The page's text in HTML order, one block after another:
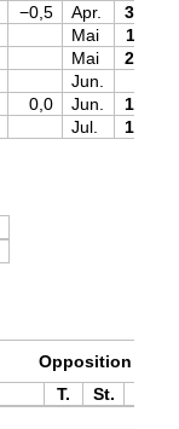
−0,5 Apr. 30
Mai 11
Mai 22
Jun.
0,0 Jun. 17
Jul. 17
Opposition
T. St.